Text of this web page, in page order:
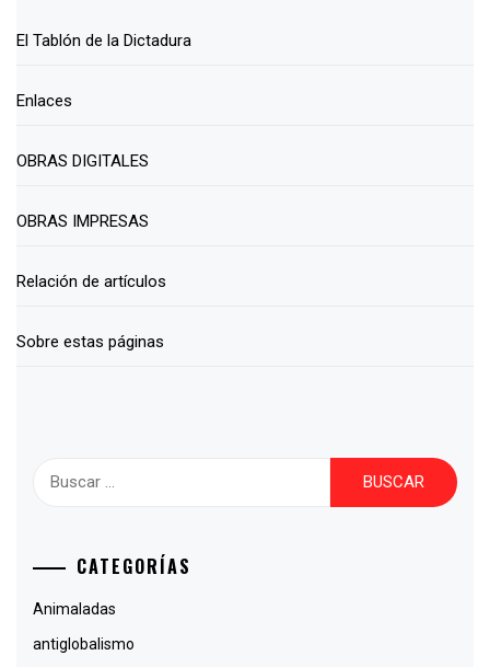
El Tablón de la Dictadura
Enlaces
OBRAS DIGITALES
OBRAS IMPRESAS
Relación de artículos
Sobre estas páginas
CATEGORÍAS
Animaladas
antiglobalismo